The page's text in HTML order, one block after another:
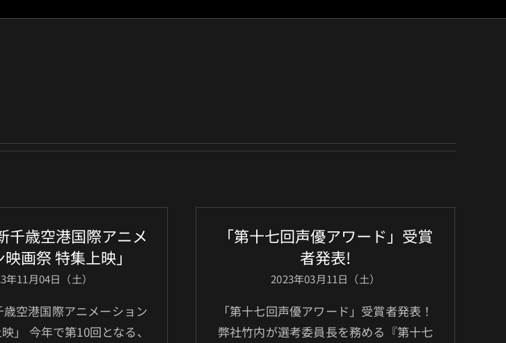
千歳空港国際アニメ
画祭 特集上映」
年11月04日（土）
歳空港国際アニメーション
」 今年で第10回となる、
「第十七回声優アワード」受賞
者発表!
2023年03月11日（土）
「第十七回声優アワード」受賞者発表！
弊社竹内が選考委員長を務める『第十七